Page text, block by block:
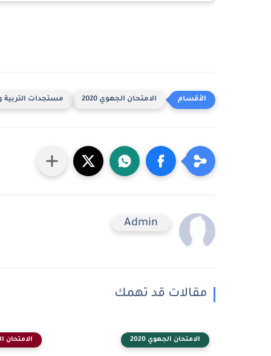
الامتحان الجهوي 2020 مستجدات التربية
Admin
مقالات قد تهمك
الامتحان الجهوي 2020 الامتحان